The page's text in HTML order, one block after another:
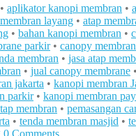
• aplikator kanopi membran •
layang • atap
• bahan kanopi membran •
parkir• canopy
membran • jasa atap
• jual canopy membrane •
jakarta • kanopi membran
parkir• kanopi membran
membran • pemasangan
• tenda membran masjid •
0 Comments